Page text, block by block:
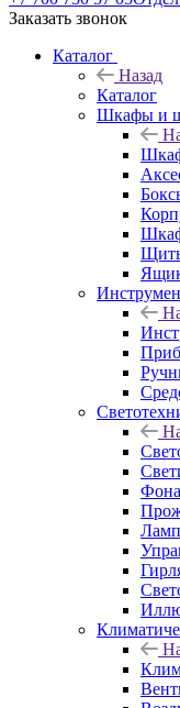
Заказать звонок
Каталог
Назад
Каталог
Шкафы и